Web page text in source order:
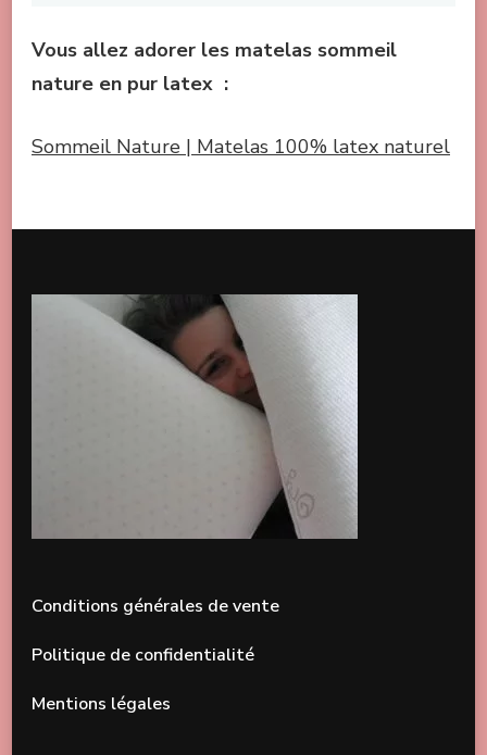
Vous allez adorer les matelas sommeil
nature en pur latex :
Sommeil Nature | Matelas 100% latex naturel
Conditions générales de vente
Politique de confidentialité
Mentions légales